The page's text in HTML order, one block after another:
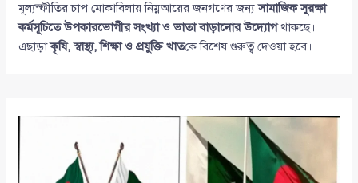
মূল্যস্ফীতির চাপ মোকাবিলায় নিম্নআয়ের জনগণের জন্যসামাজিক সুরক্ষা
কর্মসূচিতে উপকারভোগীর সংখ্যা ও ভাতা বাড়ানোর উদ্যোগথাকছে।
এছাড়াকৃষি, স্বাস্থ্য, শিক্ষা ও প্রযুক্তি খাতকে বিশেষ গুরুত্ব দেওয়া হবে।